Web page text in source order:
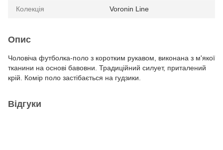
Колекція Voronin Line
Опис
Чоловіча футболка-поло з коротким рукавом, виконана з м'якої
тканини на основі бавовни. Традиційний силует, приталений
крій. Комір поло застібається на гудзики.
Відгуки